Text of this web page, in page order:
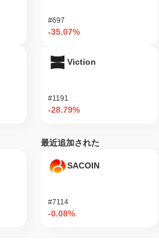
ロジェクトはLUKSOメインネットの立
における重要なマイルストーンを示し
の領域における分散型アプリケーション
の能力を向上させることに焦点を当て
。特に、LUKSOはブランドや開発者と
標準などです。 さらに、プロジェクト
とユーザーの関与へのコミットメント
らの指標は、ブロックチェーンおよび分
に大きな影響を与える可能性を示して
#697
-35.07%
Viction
#1191
-28.79%
最近追加された
SACOIN
#7114
-0.08%